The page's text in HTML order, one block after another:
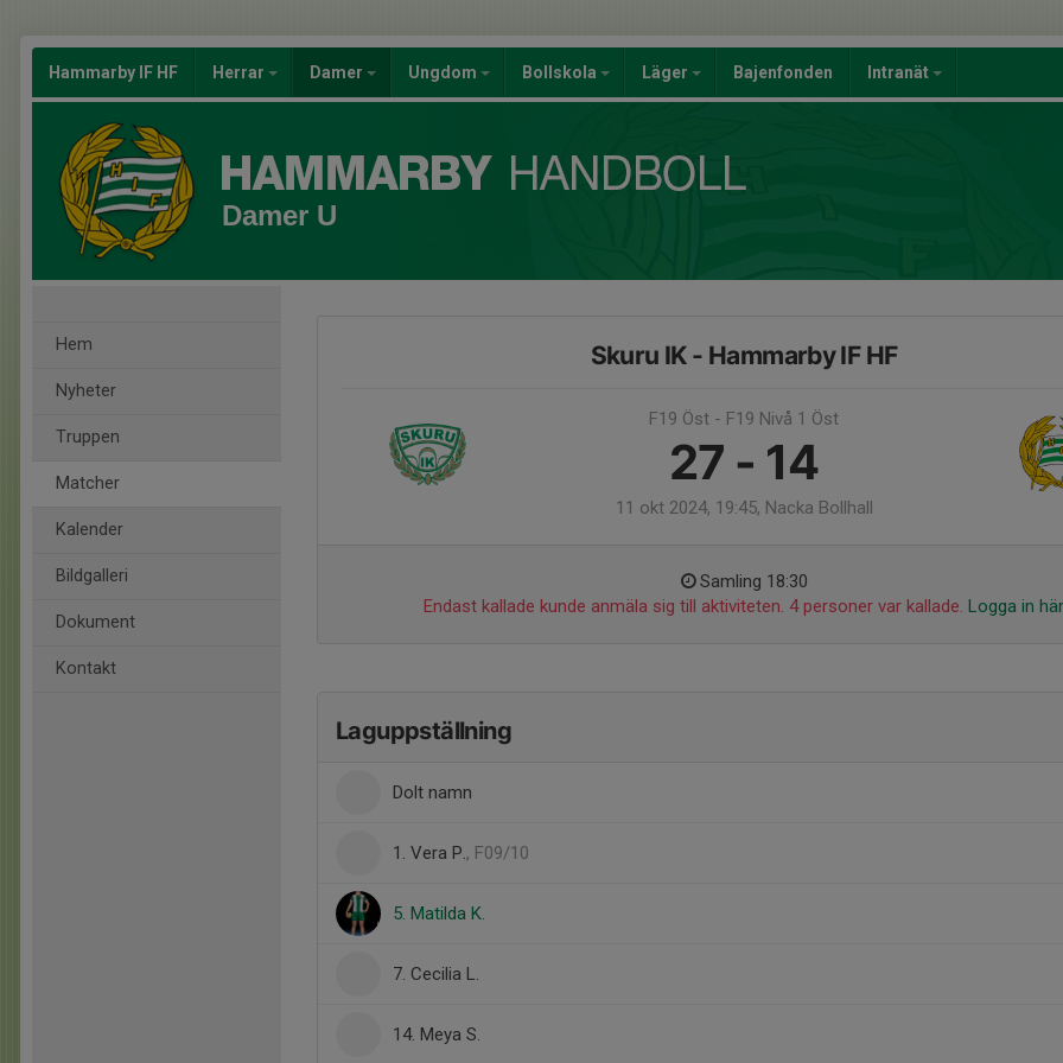
Hammarby IF HF Herrar Damer Ungdom Bollskola Läger Bajenfonden Intranät
Damer U
Hem
Nyheter
Truppen
Matcher
Kalender
Bildgalleri
Dokument
Kontakt
Skuru IK - Hammarby IF HF
F19 Öst - F19 Nivå 1 Öst
27 - 14
11 okt 2024, 19:45, Nacka Bollhall
Samling 18:30
Endast kallade kunde anmäla sig till aktiviteten. 4 personer var kallade. Logga in här
Laguppställning
Dolt namn
1. Vera P., F09/10
5. Matilda K.
7. Cecilia L.
14. Meya S.